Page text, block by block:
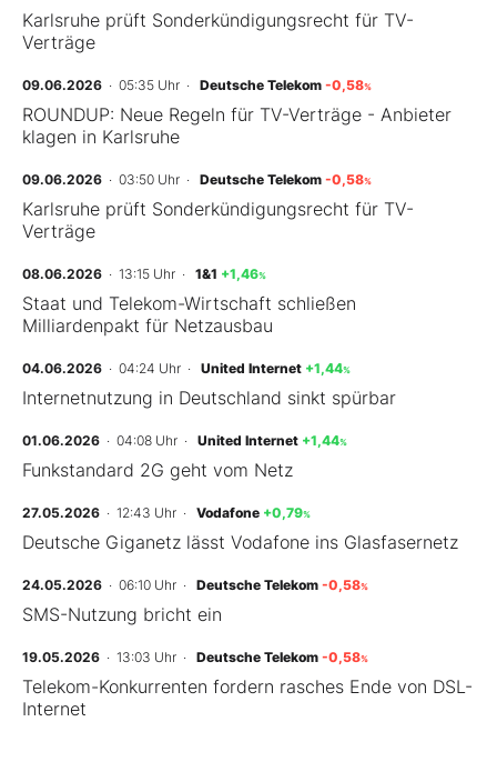
Karlsruhe prüft Sonderkündigungsrecht für TV-
Verträge
09.06.2026 · 05:35 Uhr · Deutsche Telekom -0,58%
ROUNDUP: Neue Regeln für TV-Verträge - Anbieter
klagen in Karlsruhe
09.06.2026 · 03:50 Uhr · Deutsche Telekom -0,58%
Karlsruhe prüft Sonderkündigungsrecht für TV-
Verträge
08.06.2026 · 13:15 Uhr · 1&1 +1,46%
Staat und Telekom-Wirtschaft schließen
Milliardenpakt für Netzausbau
04.06.2026 · 04:24 Uhr · United Internet +1,44%
Internetnutzung in Deutschland sinkt spürbar
01.06.2026 · 04:08 Uhr · United Internet +1,44%
Funkstandard 2G geht vom Netz
27.05.2026 · 12:43 Uhr · Vodafone +0,79%
Deutsche Giganetz lässt Vodafone ins Glasfasernetz
24.05.2026 · 06:10 Uhr · Deutsche Telekom -0,58%
SMS-Nutzung bricht ein
19.05.2026 · 13:03 Uhr · Deutsche Telekom -0,58%
Telekom-Konkurrenten fordern rasches Ende von DSL-
Internet